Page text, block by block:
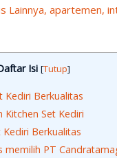
Lainnya,apartemen,
Isi [Tutup]
Kediri Berkualitas
Kitchen Set Kediri
Kediri Berkualitas
memilih PT